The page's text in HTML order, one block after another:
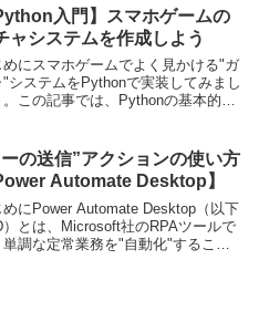
りました。GPT...
入門】スマホゲームの
ャシステムを作成しよう
めにスマホゲームでよく見かける"ガ
"システムをPythonで実装してみまし
。この記事では、Pythonの基本的な
記事でわかることPythonを使っ
...
の送信”アクションの使い方
Automate Desktop】
めにPower Automate Desktop（以下
）とは、Microsoft社のRPAツールで
調な定常業務を"自動化"すること